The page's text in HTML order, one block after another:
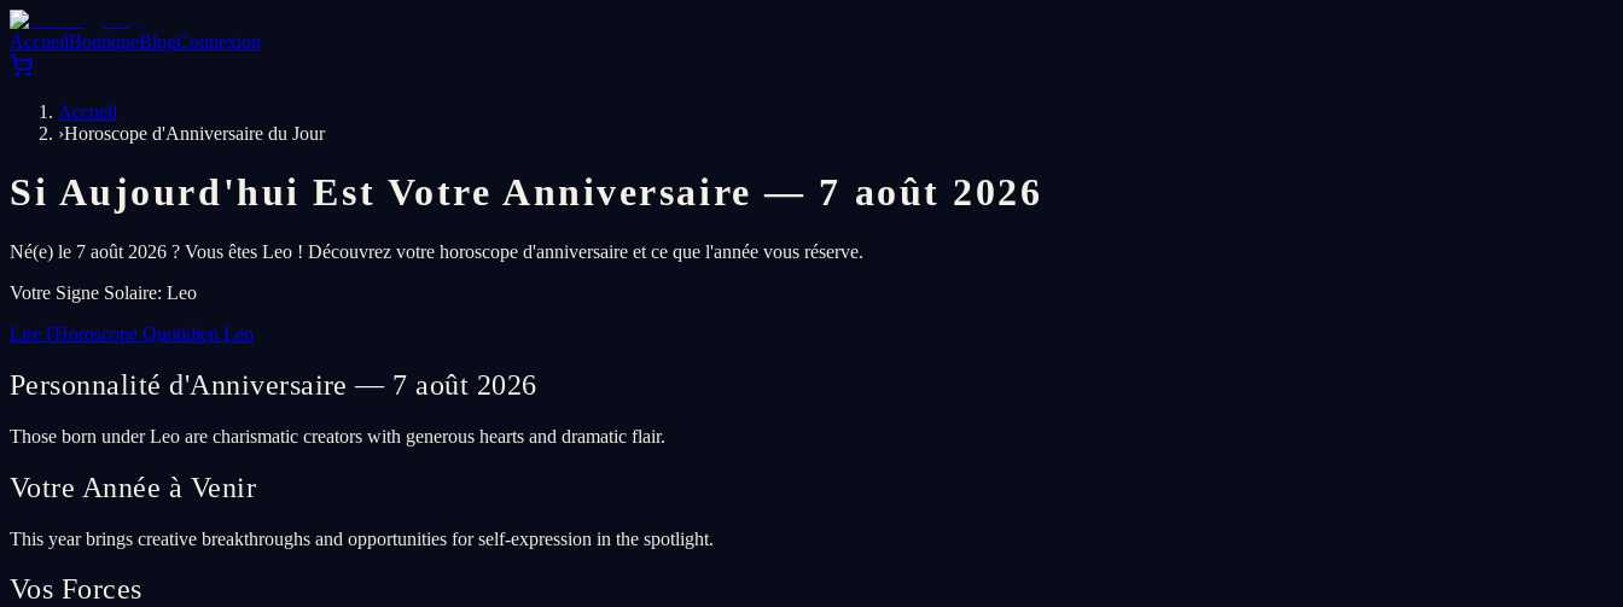
AccueilBoutiqueBlogConnexion
Accueil
›Horoscope d'Anniversaire du Jour
Si Aujourd'hui Est Votre Anniversaire — 7 août 2026
Né(e) le 7 août 2026 ? Vous êtes Leo ! Découvrez votre horoscope d'anniversaire et ce que l'année vous réserve.
Votre Signe Solaire: Leo
Lire l'Horoscope Quotidien Leo
Personnalité d'Anniversaire — 7 août 2026
Those born under Leo are charismatic creators with generous hearts and dramatic flair.
Votre Année à Venir
This year brings creative breakthroughs and opportunities for self-expression in the spotlight.
Vos Forces